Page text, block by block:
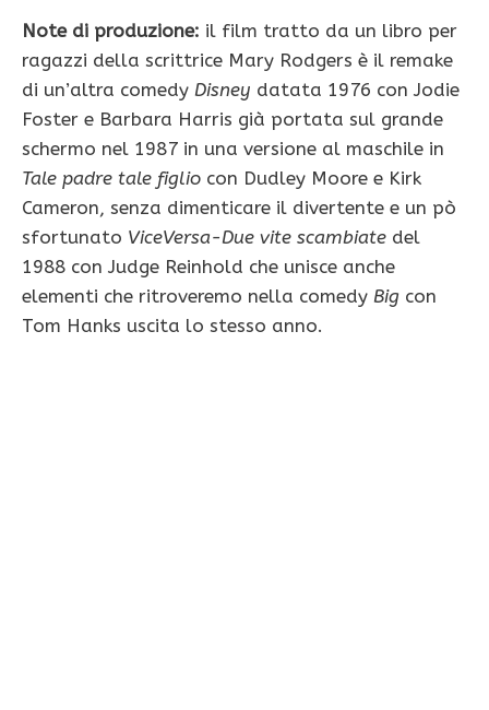
Note di produzione: il film tratto da un libro per
ragazzi della scrittrice Mary Rodgers è il remake
di un’altra comedy Disney datata 1976 con Jodie
Foster e Barbara Harris già portata sul grande
schermo nel 1987 in una versione al maschile in
Tale padre tale figlio con Dudley Moore e Kirk
Cameron, senza dimenticare il divertente e un pò
sfortunato ViceVersa-Due vite scambiate del
1988 con Judge Reinhold che unisce anche
elementi che ritroveremo nella comedy Big con
Tom Hanks uscita lo stesso anno.